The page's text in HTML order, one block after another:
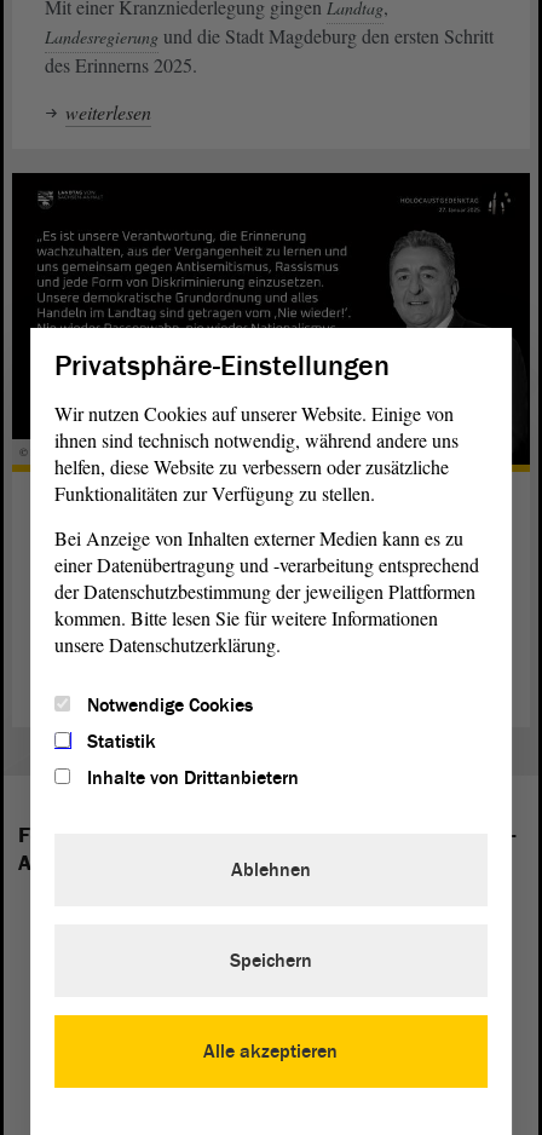
Mit einer Kranzniederlegung gingen Landtag,
Landesregierung und die Stadt Magdeburg den ersten Schritt
des Erinnerns 2025.
weiterlesen
© ltlsa
Statement des
Landtagspräsidenten
Landtagspräsident Dr. Gunnar Schellenberger konnte in
diesem Jahr nur ein schriftliches Statement abgeben.
Folgende Fraktionen sind im Landtag von Sachsen-
Anhalt vertreten:
Privatsphäre-Einstellungen
Wir nutzen Cookies auf unserer Website. Einige von
ihnen sind technisch notwendig, während andere uns
helfen, diese Website zu verbessern oder zusätzliche
Funktionalitäten zur Verfügung zu stellen.
Bei Anzeige von Inhalten externer Medien kann es zu
einer Datenübertragung und -verarbeitung entsprechend
der Datenschutzbestimmung der jeweiligen Plattformen
kommen. Bitte lesen Sie für weitere Informationen
unsere Datenschutzerklärung.
Notwendige Cookies
Statistik
Inhalte von Drittanbietern
Alle akzeptieren
Ablehnen
Speichern